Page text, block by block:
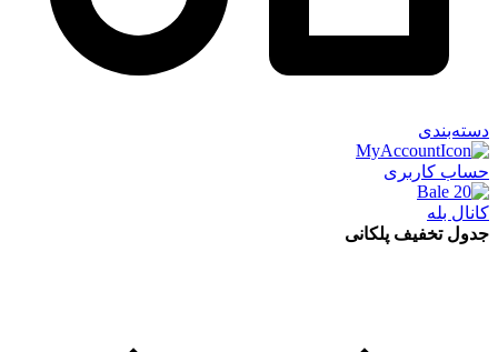
دسته‌بندی
حساب کاربری
کانال بله
جدول تخفیف پلکانی